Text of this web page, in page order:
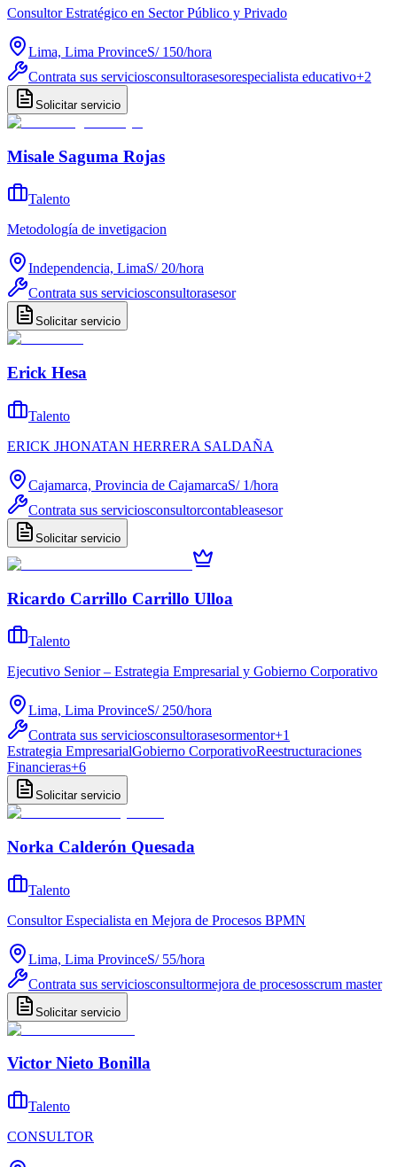
Consultor Estratégico en Sector Público y Privado
Lima, Lima ProvinceS/ 150/hora
Contrata sus serviciosconsultorasesorespecialista educativo+2
Solicitar servicio
Misale Saguma Rojas
Talento
Metodología de invetigacion
Independencia, LimaS/ 20/hora
Contrata sus serviciosconsultorasesor
Solicitar servicio
Erick Hesa
Talento
ERICK JHONATAN HERRERA SALDAÑA
Cajamarca, Provincia de CajamarcaS/ 1/hora
Contrata sus serviciosconsultorcontableasesor
Solicitar servicio
Ricardo Carrillo Carrillo Ulloa
Talento
Ejecutivo Senior – Estrategia Empresarial y Gobierno Corporativo
Lima, Lima ProvinceS/ 250/hora
Contrata sus serviciosconsultorasesormentor+1
Estrategia EmpresarialGobierno CorporativoReestructuraciones
Financieras+6
Solicitar servicio
Norka Calderón Quesada
Talento
Consultor Especialista en Mejora de Procesos BPMN
Lima, Lima ProvinceS/ 55/hora
Contrata sus serviciosconsultormejora de procesosscrum master
Solicitar servicio
Victor Nieto Bonilla
Talento
CONSULTOR